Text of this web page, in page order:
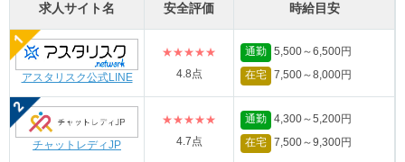
求人サイト名 安全評価 時給目安
アスタリスク公式LINE
★★★★★
4.8点
通勤 5,500～6,500円
在宅 7,500～8,000円
チャットレディJP
★★★★★
4.7点
通勤 4,300～5,200円
在宅 7,500～9,300円